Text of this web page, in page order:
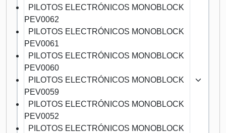
PILOTOS ELECTRÓNICOS MONOBLOCK
PEV0062
PILOTOS ELECTRÓNICOS MONOBLOCK
PEV0061
PILOTOS ELECTRÓNICOS MONOBLOCK
PEV0060
PILOTOS ELECTRÓNICOS MONOBLOCK
PEV0059
PILOTOS ELECTRÓNICOS MONOBLOCK
PEV0052
PILOTOS ELECTRÓNICOS MONOBLOCK